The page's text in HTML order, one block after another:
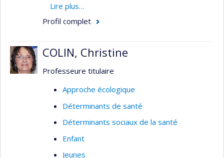
d'apprentissage automatique ensemblistes. Au
travers de mes différents projets de recherche,
un algorithme de vérification de la présupposition
causale de positivité. Plus largement, je
médiation, à la transportabilité et au transfert de
connaissances interdisciplinaires.
Lire plus…
Profil complet
COLIN, Christine
Professeure titulaire
Approche écologique
Déterminants de santé
Déterminants sociaux de la santé
Enfant
Jeunes